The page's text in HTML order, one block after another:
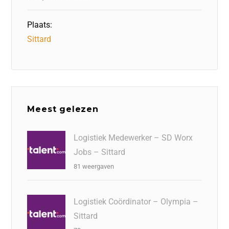
Plaats:
Sittard
Meest gelezen
Logistiek Medewerker – SD Worx
Jobs – Sittard
81 weergaven
Logistiek Coördinator – Olympia –
Sittard